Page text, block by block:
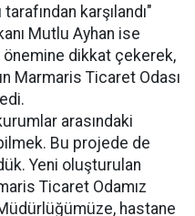
karşılandı"
Mutlu Ayhan ise
önemine dikkat çekerek,
Marmaris Ticaret Odası
arasındaki
Bu projede de
Yeni oluşturulan
Ticaret Odamız
hastane